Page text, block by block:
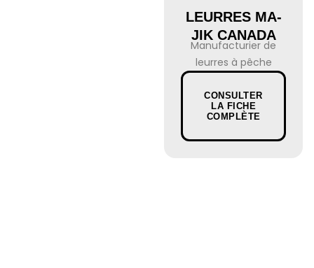
LEURRES MA-
JIK CANADA
Manufacturier de
leurres à pêche
CONSULTER
LA FICHE
COMPLÈTE